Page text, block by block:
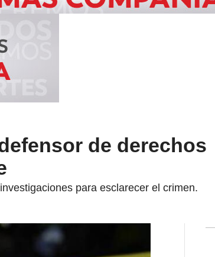
de derechos
para esclarecer el crimen.